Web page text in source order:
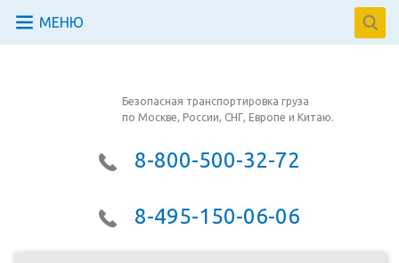
МЕНЮ
Безопасная транспортировка груза
по Москве, России, СНГ, Европе и Китаю.
8-800-500-32-72
8-495-150-06-06